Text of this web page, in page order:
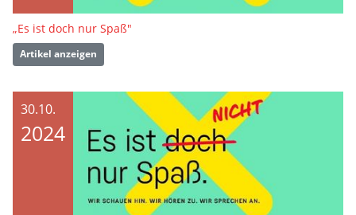
„Es ist doch nur Spaß"
Artikel anzeigen
30.10.
2024